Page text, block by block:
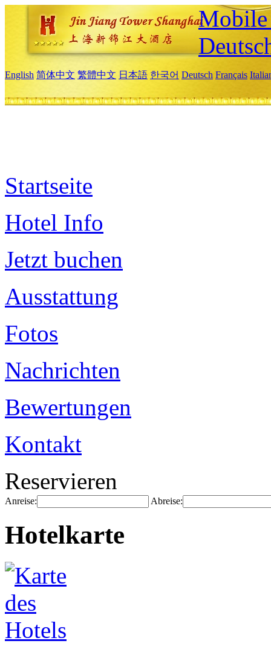
Mobile
English 简体中文 繁體中文 日本語 한국어 Deutsch Français
Startseite
Hotel Info
Jetzt buchen
Ausstattung
Fotos
Nachrichten
Bewertungen
Kontakt
Reservieren
Anreise: Abreise:
Hotelkarte